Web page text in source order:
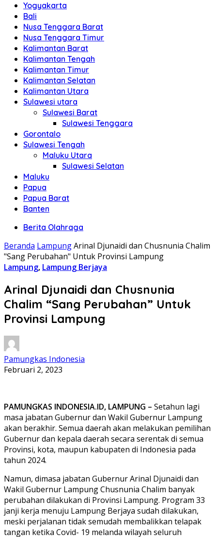
Yogyakarta
Bali
Nusa Tenggara Barat
Nusa Tenggara Timur
Kalimantan Barat
Kalimantan Tengah
Kalimantan Timur
Kalimantan Selatan
Kalimantan Utara
Sulawesi utara
Sulawesi Barat
Sulawesi Tenggara
Gorontalo
Sulawesi Tengah
Maluku Utara
Sulawesi Selatan
Maluku
Papua
Papua Barat
Banten
Berita Olahraga
Beranda LampungArinal Djunaidi dan Chusnunia Chalim
"Sang Perubahan" Untuk Provinsi Lampung
Lampung, Lampung Berjaya
Arinal Djunaidi dan Chusnunia
Chalim “Sang Perubahan” Untuk
Provinsi Lampung
Pamungkas Indonesia
Februari 2, 2023
PAMUNGKAS INDONESIA.ID, LAMPUNG – Setahun lagi
masa jabatan Gubernur dan Wakil Gubernur Lampung
akan berakhir. Semua daerah akan melakukan pemilihan
Gubernur dan kepala daerah secara serentak di semua
Provinsi, kota, maupun kabupaten di Indonesia pada
tahun 2024.
Namun, dimasa jabatan Gubernur Arinal Djunaidi dan
Wakil Gubernur Lampung Chusnunia Chalim banyak
perubahan dilakukan di Provinsi Lampung. Program 33
janji kerja menuju Lampung Berjaya sudah dilakukan,
meski perjalanan tidak semudah membalikkan telapak
tangan ketika Covid- 19 melanda wilayah seluruh